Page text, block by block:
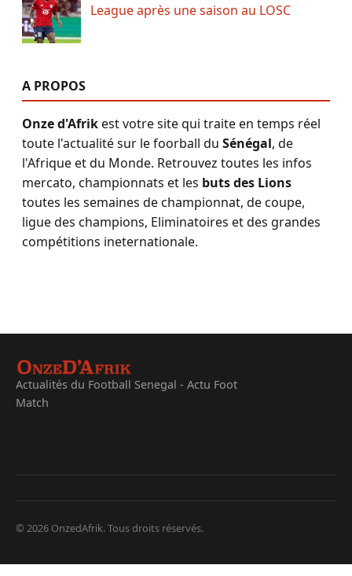
League après une saison au LOSC
A PROPOS
Onze d'Afrikest votre site qui traite en temps réel
toute l'actualité sur le foorball du Sénégal, de
l'Afrique et du Monde. Retrouvez toutes les infos
mercato, championnats et les buts des Lions
toutes les semaines de championnat, de coupe,
ligue des champions, Eliminatoires et des grandes
compétitions ineternationale.
Actualités du Football Senegal - Actu Foot
Match
© 2026 OnzedAfrik. Tous droits réservés.